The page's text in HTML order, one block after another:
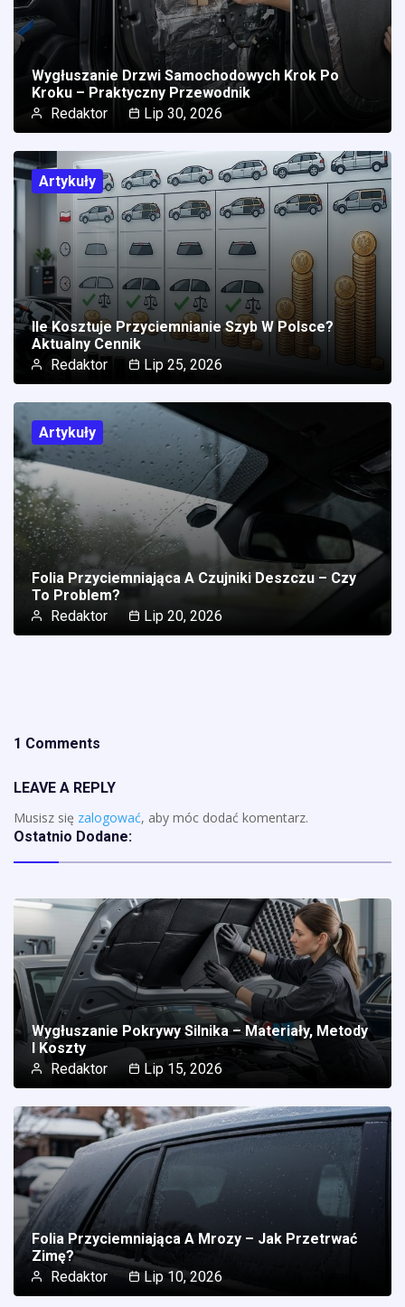
Wygłuszanie Drzwi Samochodowych Krok Po
Kroku – Praktyczny Przewodnik
Redaktor
Lip 30, 2026
Artykuły
Ile Kosztuje Przyciemnianie Szyb W Polsce?
Aktualny Cennik
Redaktor
Lip 25, 2026
Artykuły
Folia Przyciemniająca A Czujniki Deszczu – Czy
To Problem?
Redaktor
Lip 20, 2026
1 Comments
LEAVE A REPLY
Musisz się zalogować, aby móc dodać komentarz.
Ostatnio Dodane:
Wygłuszanie Pokrywy Silnika – Materiały, Metody
I Koszty
Redaktor
Lip 15, 2026
Folia Przyciemniająca A Mrozy – Jak Przetrwać
Zimę?
Redaktor
Lip 10, 2026